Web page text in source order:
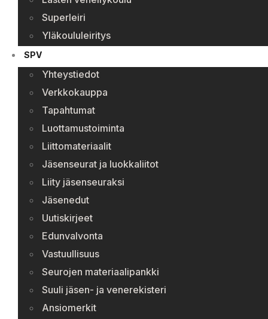
Superleiri
Yläkoululeiritys
SPV
Yhteystiedot
Verkkokauppa
Tapahtumat
Luottamustoiminta
Liittomateriaalit
Jäsenseurat ja luokkaliitot
Liity jäsenseuraksi
Jäsenedut
Uutiskirjeet
Edunvalvonta
Vastuullisuus
Seurojen materiaalipankki
Suuli jäsen- ja venerekisteri
Ansiomerkit